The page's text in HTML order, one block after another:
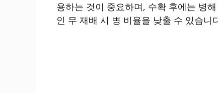
용하는 것이 중요하며, 수확 후에는 병
인 무 재배 시 병 비율을 낮출 수 있습니